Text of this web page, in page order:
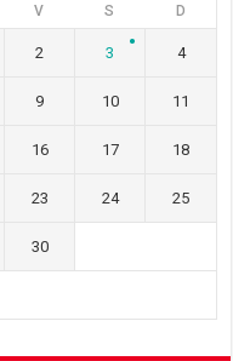
V S D
2 3 4
9 10 11
16 17 18
23 24 25
30